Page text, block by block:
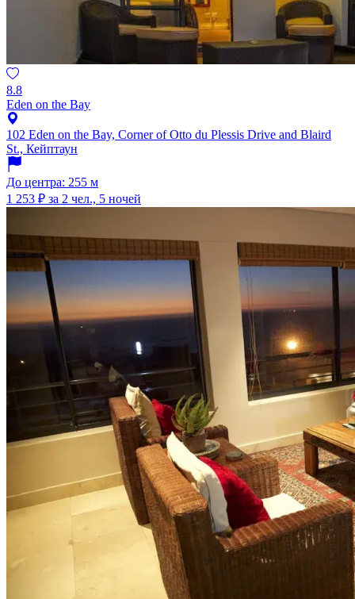
8.8
Eden on the Bay
102 Eden on the Bay, Corner of Otto du Plessis Drive and Blaird
St., Кейптаун
До центра: 255 м
1 253 ₽ за 2 чел., 5 ночей